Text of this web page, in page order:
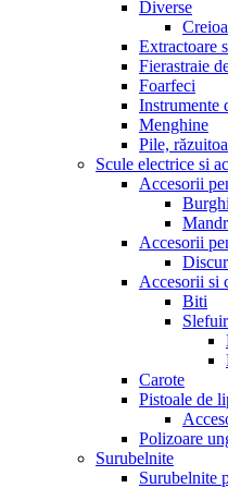
Diverse
Extractoare
Fierastraie
Foarfeci
Instrumente
Menghine
Pile,
Scule electrice si
Accesorii
Accesorii
Accesorii si
Biti
Carote
Pistoale de
Polizoare
Surubelnite
Surubelnite